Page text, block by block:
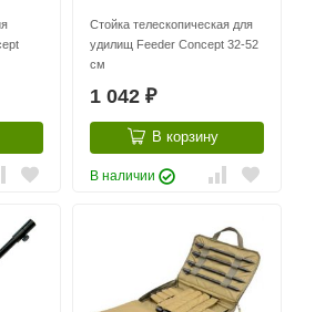
Стойка телескопическая для
удилищ Feeder Concept 32-52
см
1 042 ₽
В корзину
В наличии